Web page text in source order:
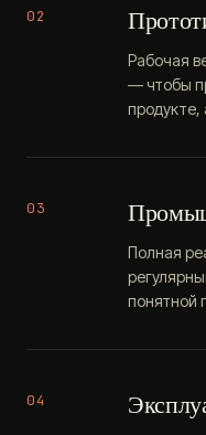
02
Рабочая
— чтобы
продукте,
03
Полная
понятной
04